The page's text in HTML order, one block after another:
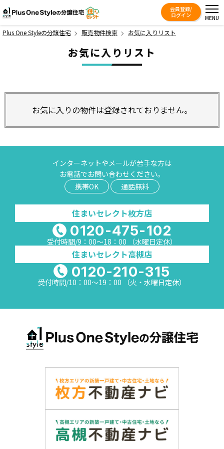
Plus One Styleの分譲住宅
会員登録/
ログイン
MENU
Plus One Styleの分譲住宅 販売物件検索 お気に入りリスト
お気に入りリスト
お気に入りの物件は登録されておりません。
インターネットやメールが苦手な方は
お電話でお問い合わせください。
携帯OK
通話無料
住まいセレクト枚方店
0120-475-102
受付時間/9：00～18：00 （水曜日定休）
住まいセレクト高槻店
0120-210-315
受付時間/10：00～19：00 （火・水曜日定休）